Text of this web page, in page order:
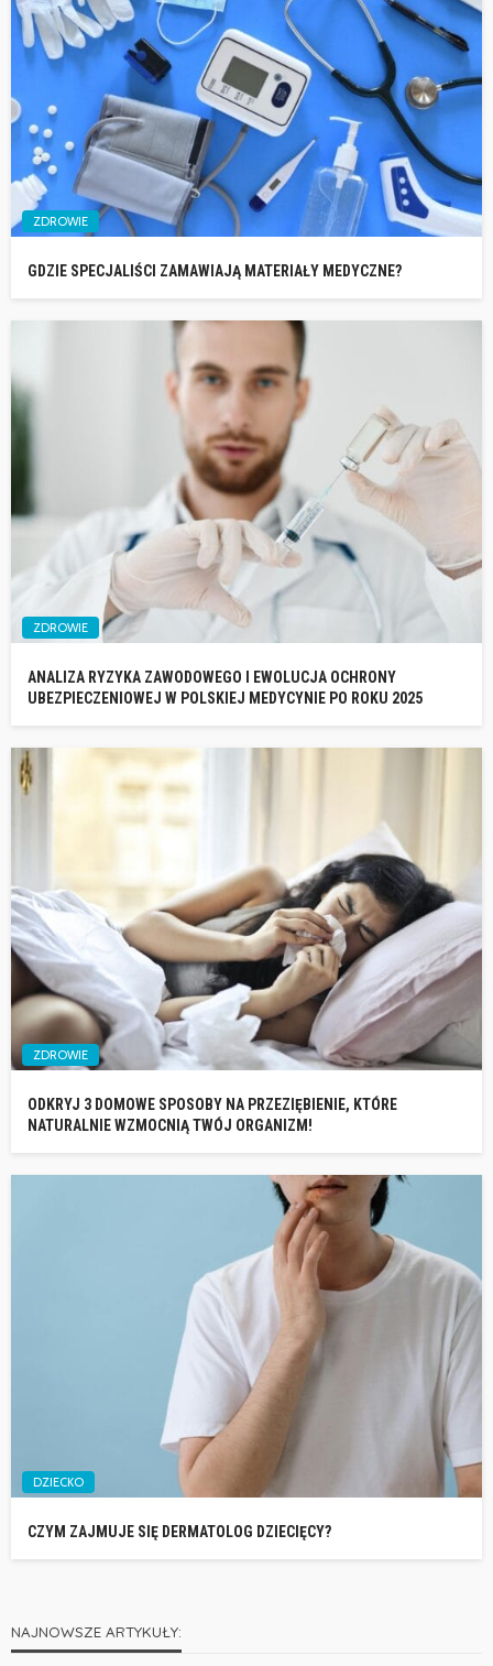
ZDROWIE
GDZIE SPECJALIŚCI ZAMAWIAJĄ MATERIAŁY MEDYCZNE?
ZDROWIE
ANALIZA RYZYKA ZAWODOWEGO I EWOLUCJA OCHRONY
UBEZPIECZENIOWEJ W POLSKIEJ MEDYCYNIE PO ROKU 2025
ZDROWIE
ODKRYJ 3 DOMOWE SPOSOBY NA PRZEZIĘBIENIE, KTÓRE
NATURALNIE WZMOCNIĄ TWÓJ ORGANIZM!
DZIECKO
CZYM ZAJMUJE SIĘ DERMATOLOG DZIECIĘCY?
NAJNOWSZE ARTYKUŁY: